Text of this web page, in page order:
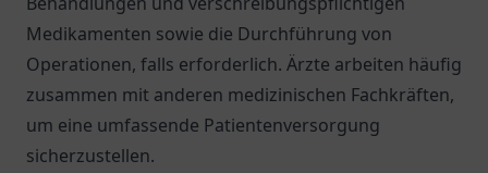
Medikamenten sowie die Durchführung von
Operationen, falls erforderlich. Ärzte arbeiten häufig
zusammen mit anderen medizinischen Fachkräften,
um eine umfassende Patientenversorgung
sicherzustellen.